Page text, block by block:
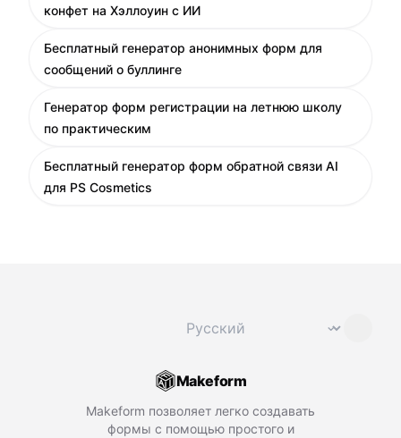
конфет на Хэллоуин с ИИ
Бесплатный генератор анонимных форм для
сообщений о буллинге
Генератор форм регистрации на летнюю школу
по практическим
Бесплатный генератор форм обратной связи AI
для PS Cosmetics
⌄
Makeform
Makeform позволяет легко создавать
формы с помощью простого и